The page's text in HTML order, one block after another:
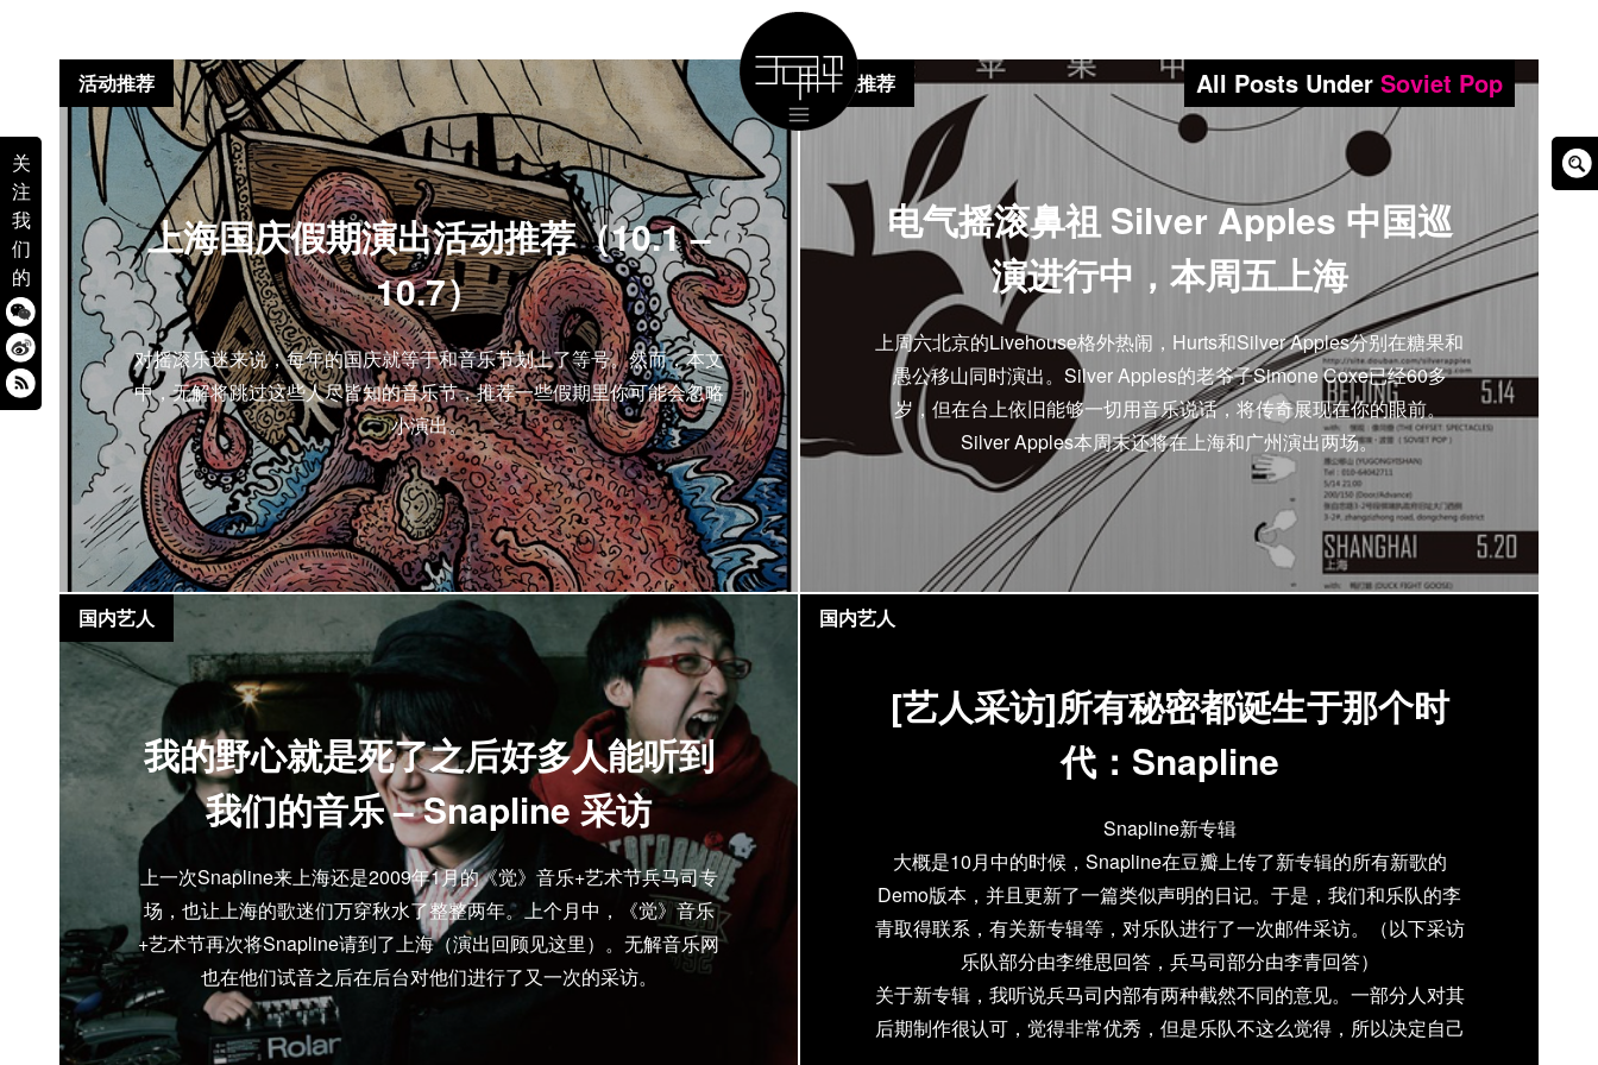
关
注
我
们
的
All Posts Under Soviet Pop
上海国庆假期演出活动推荐（10.1 –
10.7）
对摇滚乐迷来说，每年的国庆就等于和音乐节划上了等号。然而，本文
中，无解将跳过这些人尽皆知的音乐节，推荐一些假期里你可能会忽略
小演出。
活动推荐
电气摇滚鼻祖 Silver Apples 中国巡
演进行中，本周五上海
上周六北京的Livehouse格外热闹，Hurts和Silver Apples分别在糖果和
愚公移山同时演出。Silver Apples的老爷子Simone Coxe已经60多
岁，但在台上依旧能够一切用音乐说话，将传奇展现在你的眼前。
Silver Apples本周末还将在上海和广州演出两场。
活动推荐
我的野心就是死了之后好多人能听到
我们的音乐 – Snapline 采访
上一次Snapline来上海还是2009年1月的《觉》音乐+艺术节兵马司专
场，也让上海的歌迷们万穿秋水了整整两年。上个月中，《觉》音乐
+艺术节再次将Snapline请到了上海（演出回顾见这里）。无解音乐网
也在他们试音之后在后台对他们进行了又一次的采访。
国内艺人
[艺人采访]所有秘密都诞生于那个时
代：Snapline
Snapline新专辑
大概是10月中的时候，Snapline在豆瓣上传了新专辑的所有新歌的
Demo版本，并且更新了一篇类似声明的日记。于是，我们和乐队的李
青取得联系，有关新专辑等，对乐队进行了一次邮件采访。（以下采访
乐队部分由李维思回答，兵马司部分由李青回答）
关于新专辑，我听说兵马司内部有两种截然不同的意见。一部分人对其
后期制作很认可，觉得非常优秀，但是乐队不这么觉得，所以决定自己
国内艺人